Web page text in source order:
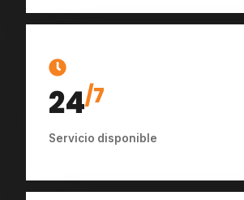
24/7
Servicio disponible